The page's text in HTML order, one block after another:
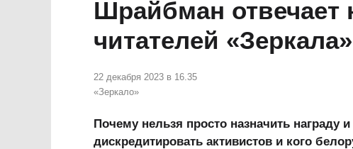
Шрайбман отвечает
читателей «Зеркала»
22 декабря 2023 в 16.35
«Зеркало»
Почему нельзя просто назначить награду
дискредитировать активистов и кого